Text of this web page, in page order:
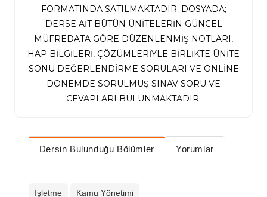
FORMATINDA SATILMAKTADIR. DOSYADA;
DERSE AİT BÜTÜN ÜNİTELERİN GÜNCEL
MÜFREDATA GÖRE DÜZENLENMİŞ NOTLARI,
HAP BİLGİLERİ, ÇÖZÜMLERİYLE BİRLİKTE ÜNİTE
SONU DEĞERLENDİRME SORULARI VE ONLİNE
DÖNEMDE SORULMUŞ SINAV SORU VE
CEVAPLARI BULUNMAKTADIR.
Dersin Bulunduğu Bölümler Yorumlar
İşletme Kamu Yönetimi